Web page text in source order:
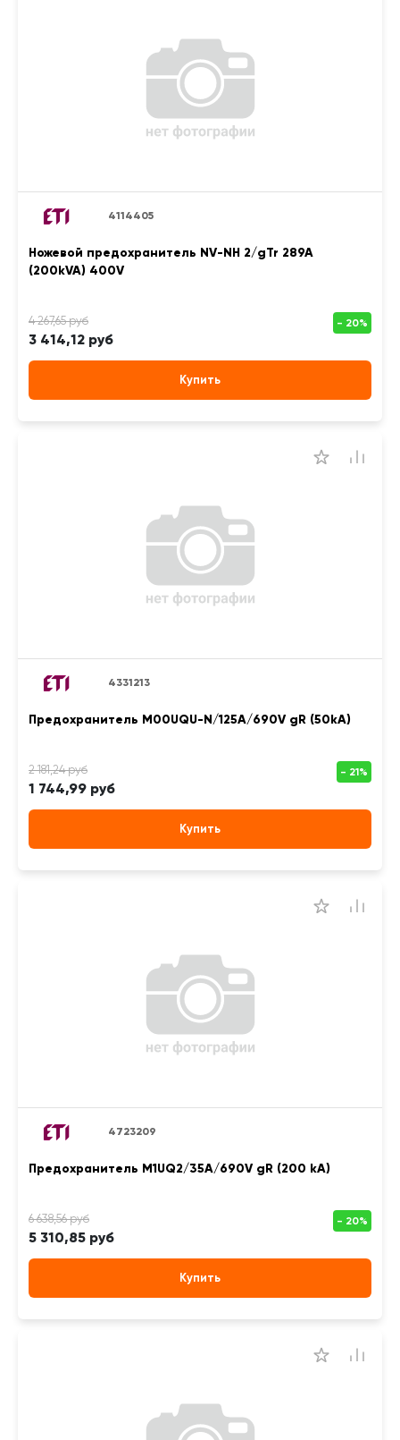
4114405
Ножевой предохранитель NV-NH 2/gTr 289A
(200kVA) 400V
3 414,12 руб
Купить
4331213
Предохранитель M00UQU-N/125A/690V gR (50kA)
1 744,99 руб
Купить
4723209
Предохранитель M1UQ2/35A/690V gR (200 kA)
5 310,85 руб
Купить